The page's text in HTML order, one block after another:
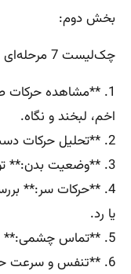
بخش دوم:
چک‌لیست 7 مرحله‌ای برای تحلیل زبان بدن
1. **مشاهده حرکات
اخم، لبخند و نگاه.
2. **تحلیل حرکات دست:** بررسی حرکات دست‌ها و اشارات.
3. **وضعیت بدن:** توجه به نحوه ایستادن یا نشستن بازیگر.
4. **حرکات سر:**
یا رد.
5. **تماس چشمی:** تحلیل تماس چشمی و نگاه.
6. **تنفس و سرعت